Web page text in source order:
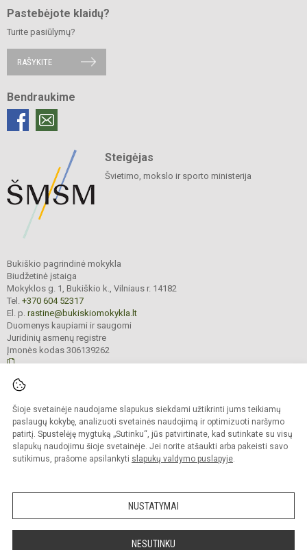
Šioje svetainėje naudojame slapukus siekdami užtikrinti jums teikiamų
paslaugų kokybę, analizuoti svetainės naudojimą ir optimizuoti naršymo
patirtį. Spustelėję mygtuką „Sutinku“, jūs patvirtinate, kad sutinkate su visų
slapukų naudojimu šioje svetainėje. Jei norite atšaukti arba pakeisti savo
sutikimus, prašome apsilankyti slapukų valdymo puslapyje.
NUSTATYMAI
NESUTINKU
Pastebėjote klaidų?
Turite pasiūlymų?
RAŠYKITE
Bendraukime
Steigėjas
Švietimo, mokslo ir sporto ministerija
Bukiškio pagrindinė mokykla
Biudžetinė įstaiga
Mokyklos g. 1, Bukiškio k., Vilniaus r. 14182
Tel. +370 604 52317
El. p. rastine@bukiskiomokykla.lt
Duomenys kaupiami ir saugomi
Juridinių asmenų registre
Įmonės kodas 306139262
Kopijuoti turinį be raštiško Bukiškio pagrindinės mokyklos administracijos
sutikimo griežtai draudžiama.
Prieinamumo paraiška Slapukų valdymas
Sumanus būdas atnaujinti